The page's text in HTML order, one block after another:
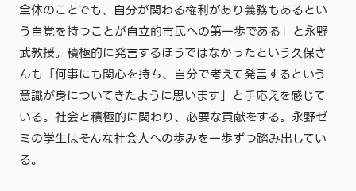
全体のことでも、自分が関わる権利があり義務もあるとい
う自覚を持つことが自立的市民への第一歩である」と永野
武教授。積極的に発言するほうではなかったという久保さ
んも「何事にも関心を持ち、自分で考えて発言するという
意識が身についてきたように思います」と手応えを感じて
いる。社会と積極的に関わり、必要な貢献をする。永野ゼ
ミの学生はそんな社会人への歩みを一歩ずつ踏み出してい
る。